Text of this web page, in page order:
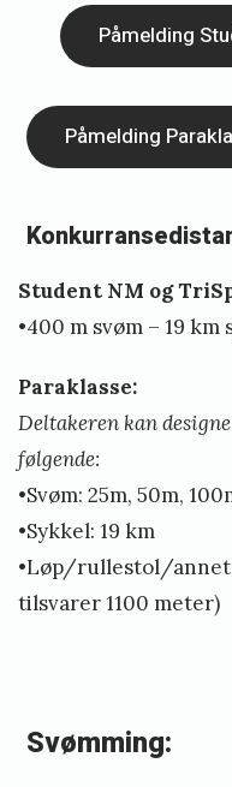
Påmelding
Påmelding
Student NM og
•400 m svøm – 19
Paraklasse:
Deltakeren kan
følgende:
•Svøm: 25m, 50m,
•Sykkel: 19 km
•Løp/rullestol/
tilsvarer 1100 meter)
Svømming: